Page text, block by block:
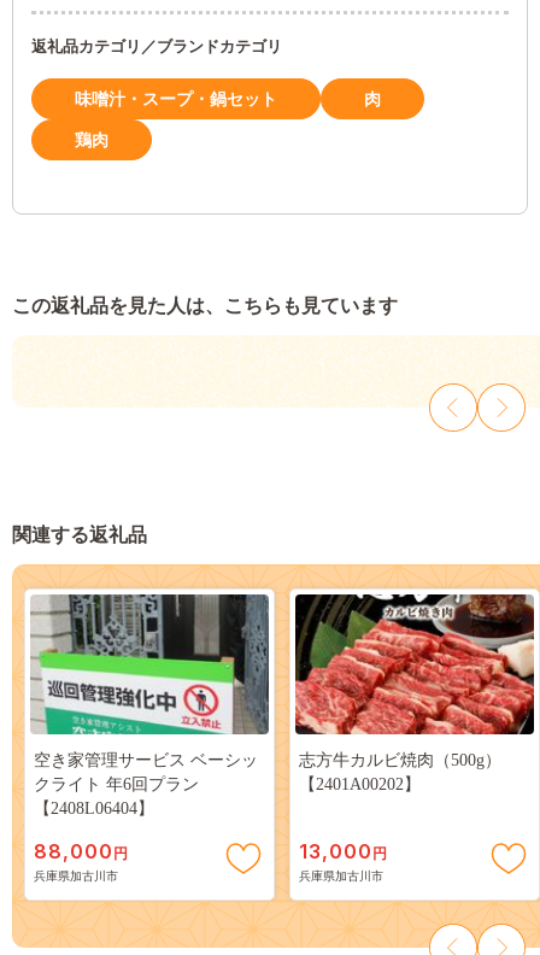
返礼品カテゴリ／ブランドカテゴリ
味噌汁・スープ・鍋セット 肉
鶏肉
この返礼品を見た人は、こちらも見ています
関連する返礼品
空き家管理サービス ベーシッ
クライト 年6回プラン
【2408L06404】
88,000 円
兵庫県加古川市
志方牛カルビ焼肉（500g）
【2401A00202】
13,000 円
兵庫県加古川市